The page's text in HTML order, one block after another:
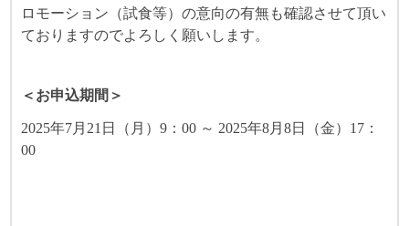
ロモーション（試食等）の意向の有無も確認させて頂い
ておりますのでよろしく願いします。
＜お申込期間＞
2025年7月21日（月）9：00 ～ 2025年8月8日（金）17：
00